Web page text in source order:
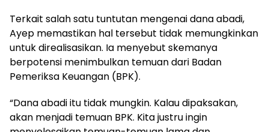
Terkait salah satu tuntutan mengenai dana abadi,
Ayep memastikan hal tersebut tidak memungkinkan
untuk direalisasikan. Ia menyebut skemanya
berpotensi menimbulkan temuan dari Badan
Pemeriksa Keuangan (BPK).
“Dana abadi itu tidak mungkin. Kalau dipaksakan,
akan menjadi temuan BPK. Kita justru ingin